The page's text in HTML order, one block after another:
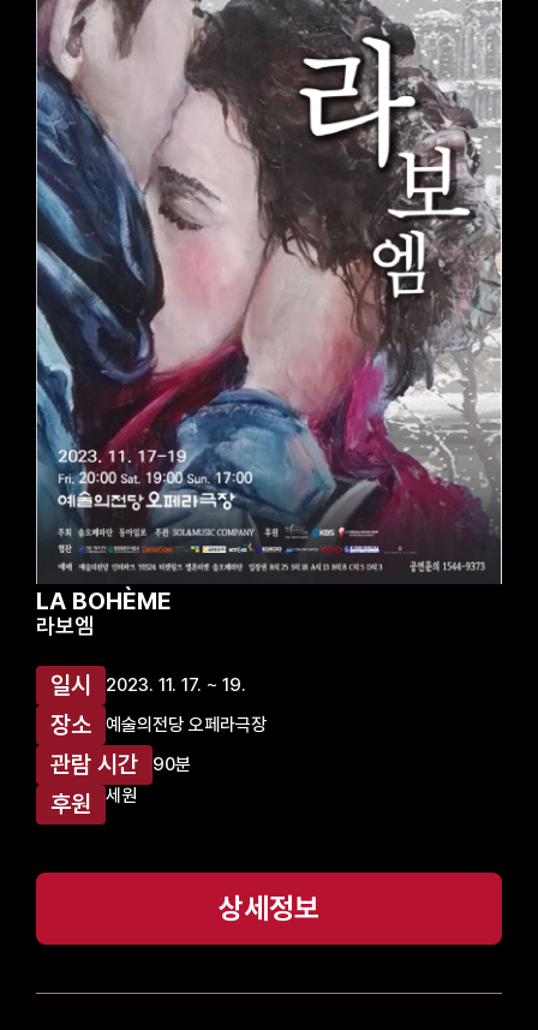
LA BOHÈME
라보엠
일시 2023. 11. 17. ~ 19.
장소 예술의전당 오페라극장
관람 시간 90분
후원 세원
상세정보